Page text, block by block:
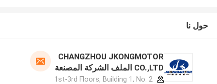
حول نا
CHANGZHOU JKONGMOTOR
CO.,LTD الملف الشركة المصنعة
1st-3rd Floors, Building 1, No. 2